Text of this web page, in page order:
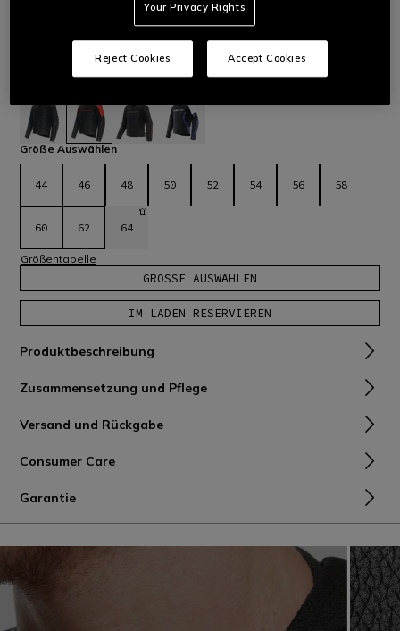
Motorradlederjacke mit sportlicher und bequemer Passform,
Slidern aus Aluminium an den Schultern, elastischen
Ledereinsätzen und Lufteinlässen für maximalen thermischen
Komfort. Die jüngste Weiterentwicklung der Sportjacke von
Dainese.Mehr lesen
ausgewählt
Größe Auswählen
44 46 48 50 52 54 56 58
60 62 64
Größentabelle
GRÖSSE AUSWÄHLEN
IM LADEN RESERVIEREN
Produktbeschreibung
Zusammensetzung und Pflege
Versand und Rückgabe
Consumer Care
Garantie
Your Privacy Rights
Reject Cookies Accept Cookies